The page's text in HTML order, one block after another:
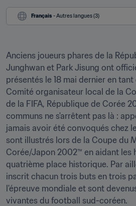
Français - Autres langues (3)
Anciens joueurs phares de la
Junghwan et Park Jisung ont
présentés le 18 mai dernier en
Comité organisateur local de la
de la FIFA, République de Corée
communs ne s'arrêtent pas là :
jamais avoir été convoqués chez
sont illustrés lors de la Coupe du
Corée/Japon 2002™ en aidant les
quatrième place historique. Par
inscrit chacun trois buts en trois
l'épreuve mondiale et sont
vivantes du football sud-coréen.